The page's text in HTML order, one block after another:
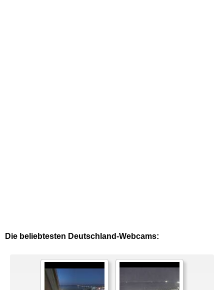
Die beliebtesten Deutschland-Webcams: